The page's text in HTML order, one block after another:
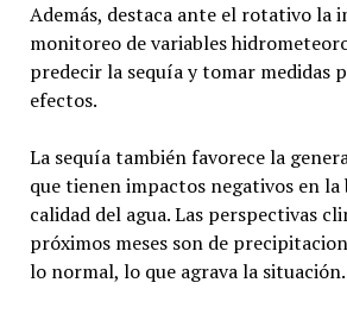
Además, destaca ante el rotativo la
monitoreo de variables
predecir la sequía y tomar medidas
efectos.
La sequía también favorece la
que tienen impactos negativos en la
calidad del agua. Las perspectivas
próximos meses son de
lo normal, lo que agrava la situación.